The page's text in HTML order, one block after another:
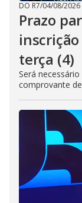
DO R7/04/08/2026
Prazo
terça (4)
Será
comprovante